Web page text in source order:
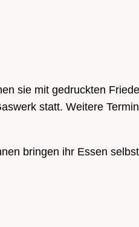
sie mit gedruckten
statt. Weitere
bringen ihr Essen